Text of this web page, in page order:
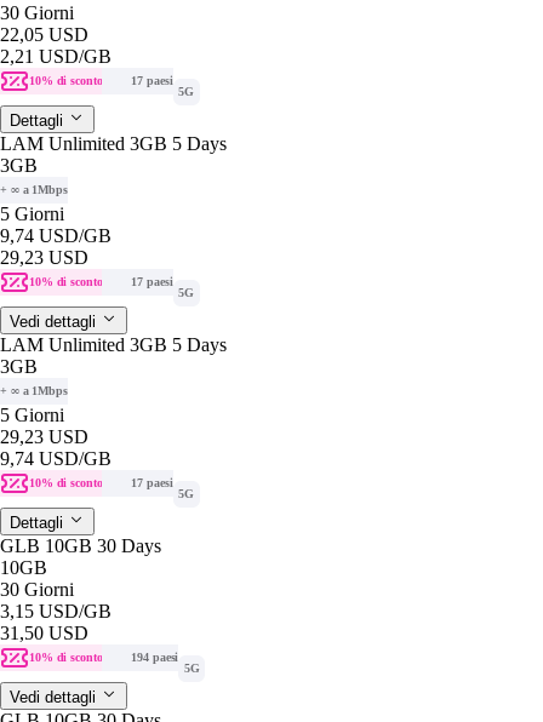
30 Giorni
22,05 USD
2,21 USD/GB
10% di sconto
17 paesi
5G
Dettagli
LAM Unlimited 3GB 5 Days
3GB
+ ∞ a 1Mbps
5 Giorni
9,74 USD/GB
29,23 USD
10% di sconto
17 paesi
5G
Vedi dettagli
LAM Unlimited 3GB 5 Days
3GB
+ ∞ a 1Mbps
5 Giorni
29,23 USD
9,74 USD/GB
10% di sconto
17 paesi
5G
Dettagli
GLB 10GB 30 Days
10GB
30 Giorni
3,15 USD/GB
31,50 USD
10% di sconto
194 paesi
5G
Vedi dettagli